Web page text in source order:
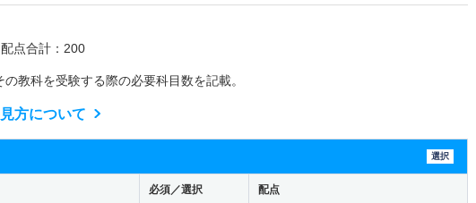
点合計：200
教科を受験する際の必要科目数を記載。
方について
選択
必須／選択 配点